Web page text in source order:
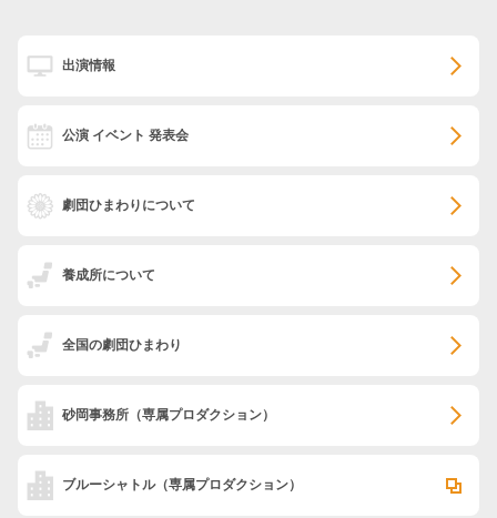
出演情報
公演 イベント 発表会
劇団ひまわりについて
養成所について
全国の劇団ひまわり
砂岡事務所 （専属プロダクション）
ブルーシャトル（専属プロダクション）